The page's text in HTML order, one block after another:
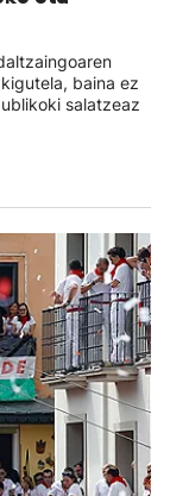
baina ez
salatzeaz